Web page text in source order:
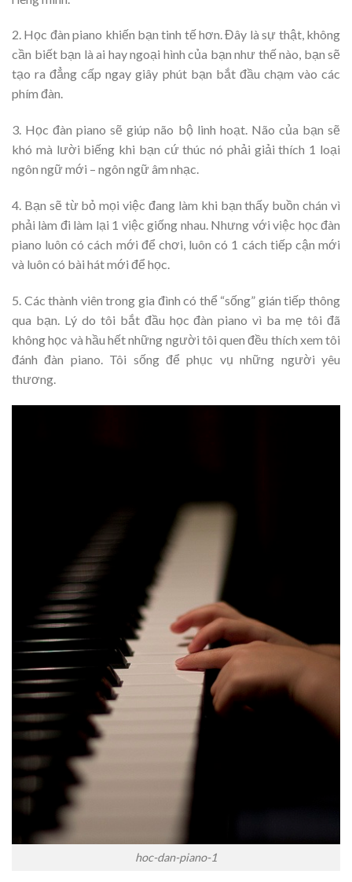
2. Học đàn piano khiến bạn tinh tế hơn. Đây là sự thật, không
cần biết bạn là ai hay ngoại hình của bạn như thế nào, bạn sẽ
tạo ra đẳng cấp ngay giây phút bạn bắt đầu chạm vào các
phím đàn.
3. Học đàn piano sẽ giúp não bộ linh hoạt. Não của bạn sẽ
khó mà lười biếng khi bạn cứ thúc nó phải giải thích 1 loại
ngôn ngữ mới – ngôn ngữ âm nhạc.
4. Bạn sẽ từ bỏ mọi việc đang làm khi bạn thấy buồn chán vì
phải làm đi làm lại 1 việc giống nhau. Nhưng với việc học đàn
piano luôn có cách mới để chơi, luôn có 1 cách tiếp cận mới
và luôn có bài hát mới để học.
5. Các thành viên trong gia đình có thể “sống” gián tiếp thông
qua bạn. Lý do tôi bắt đầu học đàn piano vì ba mẹ tôi đã
không học và hầu hết những người tôi quen đều thích xem tôi
đánh đàn piano. Tôi sống để phục vụ những người yêu
thương.
hoc-dan-piano-1